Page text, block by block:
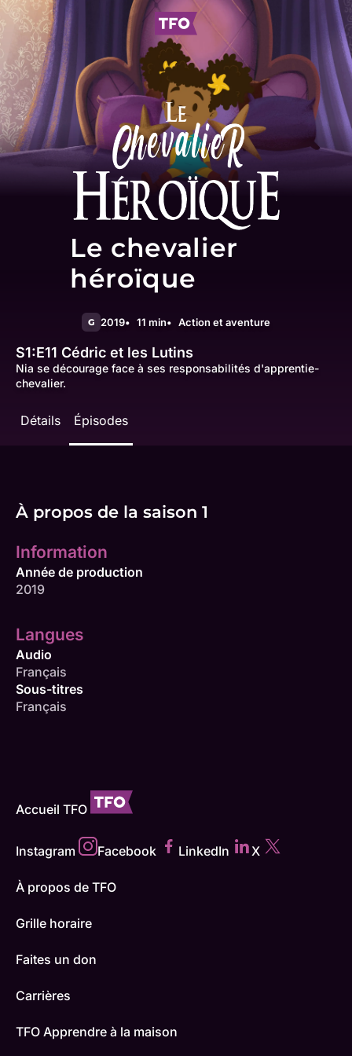
Le chevalier
héroïque
G 2019 11 min Action et aventure
S1:E11 Cédric et les Lutins
Nia se décourage face à ses responsabilités d'apprentie-
chevalier.
Détails Épisodes
À propos de la saison 1
Information
Année de production
2019
Langues
Audio
Français
Sous-titres
Français
Accueil TFO
Instagram Facebook LinkedIn X
À propos de TFO
Grille horaire
Faites un don
Carrières
TFO Apprendre à la maison